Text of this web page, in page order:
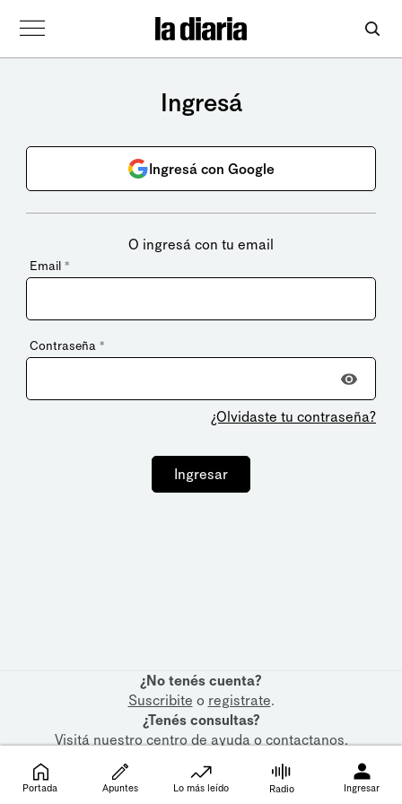
Ingresá
Ingresá con Google
O ingresá con tu email
Email *
Contraseña *
¿Olvidaste tu contraseña?
Ingresar
¿No tenés cuenta?
Suscribite o registrate.
¿Tenés consultas?
Visitá nuestrocentro de ayudaocontactanos.
Portada Apuntes Lo más leído Radio Ingresar